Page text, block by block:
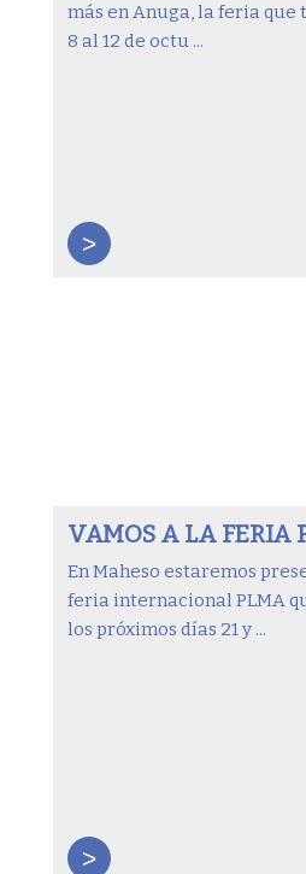
más en Anuga, la feria que
8 al 12 de octu ...
>
VAMOS A LA FERIA
En Maheso estaremos
feria internacional PLMA
los próximos días 21 y ...
>